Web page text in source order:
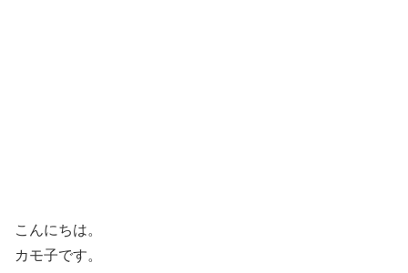
こんにちは。
カモ子です。